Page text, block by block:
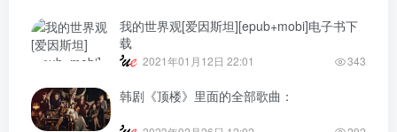
我的世界观[爱因斯坦][epub+mobi]电子书下
载
2021年01月12日 22:01 343
韩剧《顶楼》里面的全部歌曲：